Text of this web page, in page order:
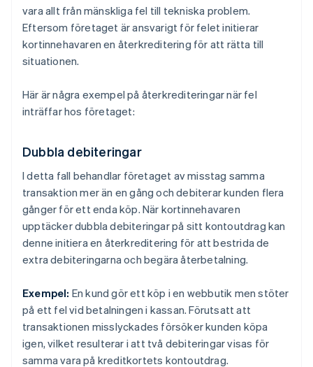
vara allt från mänskliga fel till tekniska problem.
Eftersom företaget är ansvarigt för felet initierar
kortinnehavaren en återkreditering för att rätta till
situationen.
Här är några exempel på återkrediteringar när fel
inträffar hos företaget:
Dubbla debiteringar
I detta fall behandlar företaget av misstag samma
transaktion mer än en gång och debiterar kunden flera
gånger för ett enda köp. När kortinnehavaren
upptäcker dubbla debiteringar på sitt kontoutdrag kan
denne initiera en återkreditering för att bestrida de
extra debiteringarna och begära återbetalning.
Exempel: En kund gör ett köp i en webbutik men stöter
på ett fel vid betalningen i kassan. Förutsatt att
transaktionen misslyckades försöker kunden köpa
igen, vilket resulterar i att två debiteringar visas för
samma vara på kreditkortets kontoutdrag.